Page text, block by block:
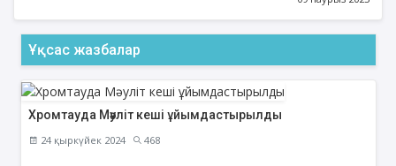
Ұқсас жазбалар
Хромтауда Мәуліт кеші ұйымдастырылды
24 қыркүйек 2024 468